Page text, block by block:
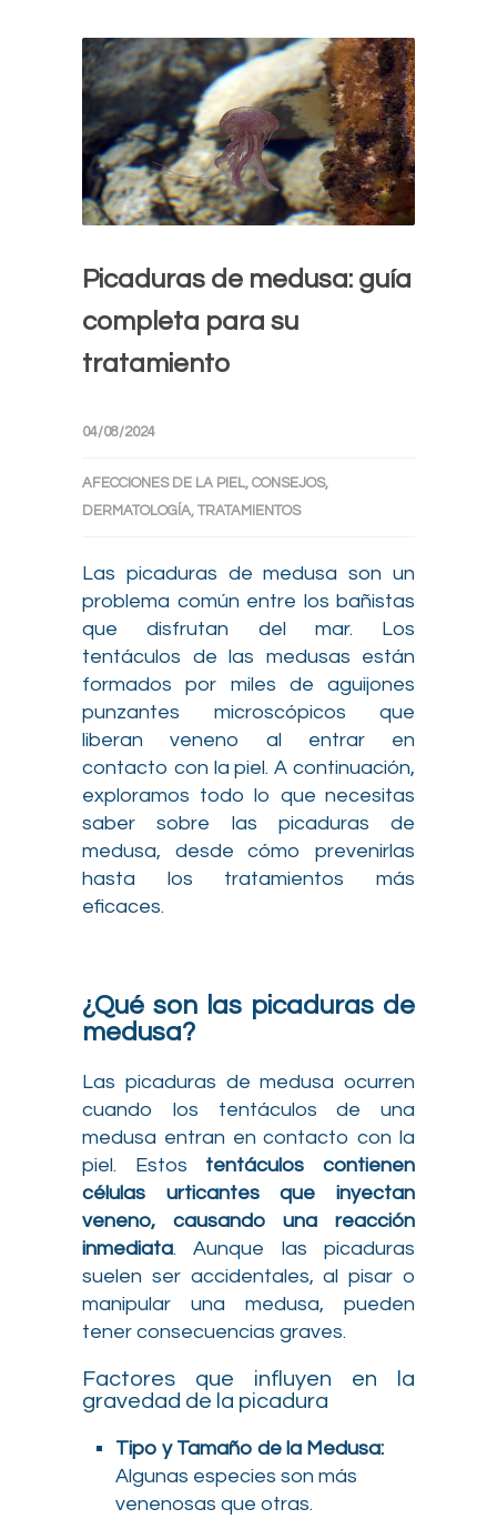
Picaduras de medusa: guía
completa para su
tratamiento
04/08/2024
AFECCIONES DE LA PIEL, CONSEJOS,
DERMATOLOGÍA, TRATAMIENTOS
Las picaduras de medusa son un
problema común entre los bañistas
que disfrutan del mar. Los
tentáculos de las medusas están
formados por miles de aguijones
punzantes microscópicos que
liberan veneno al entrar en
contacto con la piel. A continuación,
exploramos todo lo que necesitas
saber sobre las picaduras de
medusa, desde cómo prevenirlas
hasta los tratamientos más
eficaces.
¿Qué son las picaduras de
medusa?
Las picaduras de medusa ocurren
cuando los tentáculos de una
medusa entran en contacto con la
piel. Estos tentáculos contienen
células urticantes que inyectan
veneno, causando una reacción
inmediata. Aunque las picaduras
suelen ser accidentales, al pisar o
manipular una medusa, pueden
tener consecuencias graves.
Factores que influyen en la
gravedad de la picadura
Tipo y Tamaño de la Medusa:
Algunas especies son más
venenosas que otras.